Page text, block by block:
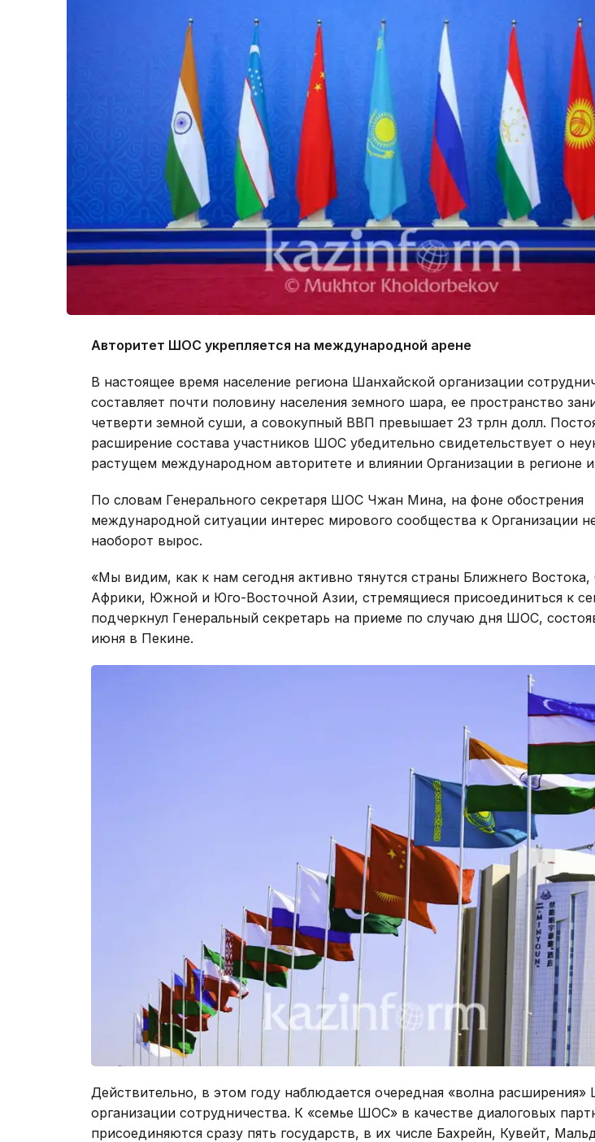
Авторитет ШОС укрепляется на международной арене
В настоящее время население региона Шанхайской организации
составляет почти половину населения земного шара, ее пространство
четверти земной суши, а совокупный ВВП превышает 23 трлн долл.
расширение состава участников ШОС убедительно свидетельствует о
растущем международном авторитете и влиянии Организации в регионе
По словам Генерального секретаря ШОС Чжан Мина, на фоне обострения
международной ситуации интерес мирового сообщества к Организации
наоборот вырос.
«Мы видим, как к нам сегодня активно тянутся страны Ближнего
Африки, Южной и Юго-Восточной Азии, стремящиеся присоединиться к
подчеркнул Генеральный секретарь на приеме по случаю дня ШОС,
июня в Пекине.
Действительно, в этом году наблюдается очередная «волна расширения»
организации сотрудничества. К «семье ШОС» в качестве диалоговых
присоединяются сразу пять государств, в их числе Бахрейн, Кувейт,